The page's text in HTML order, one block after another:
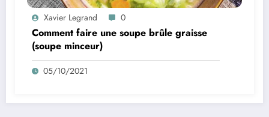
Xavier Legrand 0
Comment faire une soupe brûle graisse
(soupe minceur)
05/10/2021